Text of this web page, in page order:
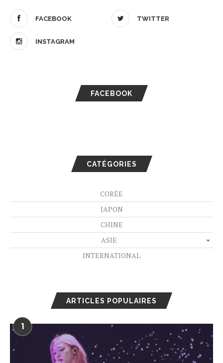
FACEBOOK TWITTER
INSTAGRAM
FACEBOOK
CATÉGORIES
CORÉE
JAPON
CHINE
ASIE
INTERNATIONAL
ARTICLES POPULAIRES
1